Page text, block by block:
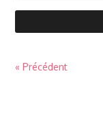
« Précédent